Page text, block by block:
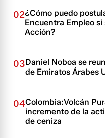
02¿Cómo puedo
Encuentra Empleo
Acción?
03Daniel Noboa se
de Emiratos Árabes
04Colombia:Volcán
incremento de la
de ceniza